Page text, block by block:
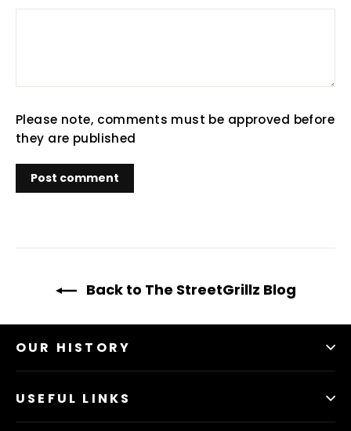
Please note, comments must be approved before
they are published
Back to The StreetGrillz Blog
OUR HISTORY
USEFUL LINKS